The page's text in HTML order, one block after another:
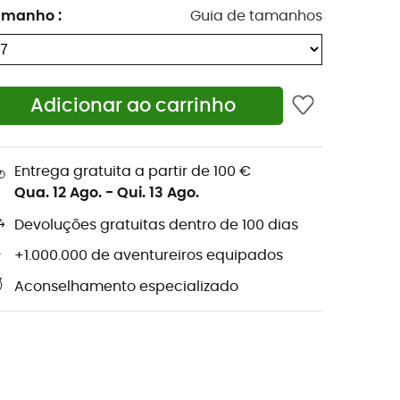
: Guia de tamanhos
Adicionar ao carrinho
Entrega gratuita a partir de 100 €
Qua. 12 Ago. - Qui. 13 Ago.
Devoluções gratuitas dentro de 100 dias
+1.000.000 de aventureiros equipados
Aconselhamento especializado